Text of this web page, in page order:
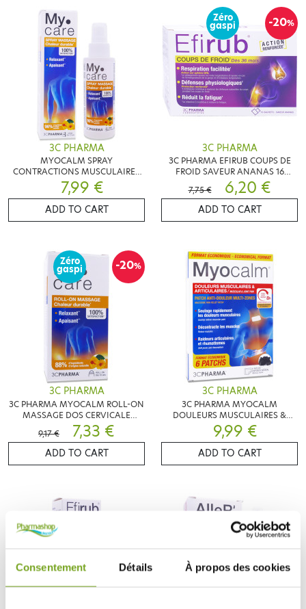
Consentement Détails À propos des cookies
3C PHARMA
MYOCALM SPRAY
CONTRACTIONS MUSCULAIRES
100ML
7,99 €
ADD TO CART
-20%
Zéro
gaspi
3C PHARMA
3C PHARMA EFIRUB COUPS DE
FROID SAVEUR ANANAS 16
SACHETS
7,75 € 6,20 €
ADD TO CART
-20%
Zéro
gaspi
3C PHARMA
3C PHARMA MYOCALM ROLL-ON
MASSAGE DOS CERVICALE
LOMBAIRE 50ML
9,17 € 7,33 €
ADD TO CART
3C PHARMA
3C PHARMA MYOCALM
DOULEURS MUSCULAIRES &
ARTICULAIRES 6 PATCHS
9,99 €
ADD TO CART